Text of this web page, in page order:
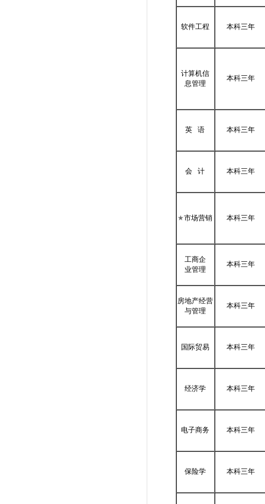
软件工程 本科三年
计算机信
息管理
本科三年
英 语 本科三年
会 计 本科三年
★市场营销 本科三年
工商企
业管理
本科三年
房地产经营
与管理
本科三年
国际贸易 本科三年
经济学 本科三年
电子商务 本科三年
保险学 本科三年